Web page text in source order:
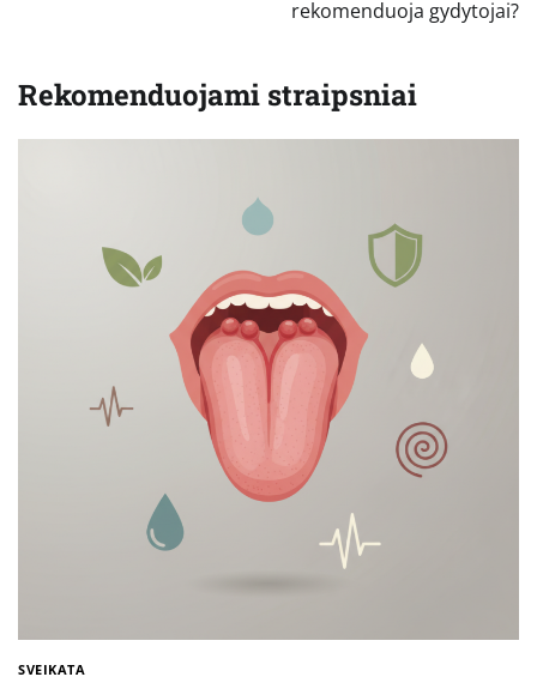
rekomenduoja gydytojai?
Rekomenduojami straipsniai
SVEIKATA